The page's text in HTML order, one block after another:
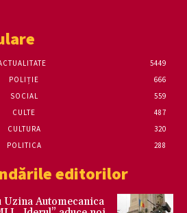
5449
POLIȚIE
666
SOCIAL
559
CULTE
487
CULTURA
320
POLITICA
288
editorilor
Uzina Automecanica